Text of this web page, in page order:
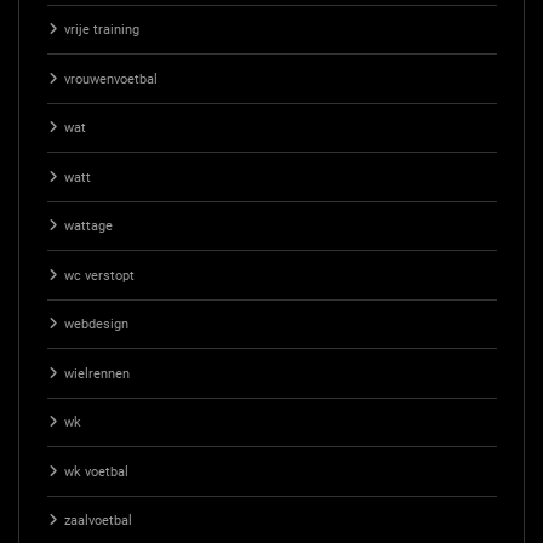
vrije training
vrouwenvoetbal
wat
watt
wattage
wc verstopt
webdesign
wielrennen
wk
wk voetbal
zaalvoetbal